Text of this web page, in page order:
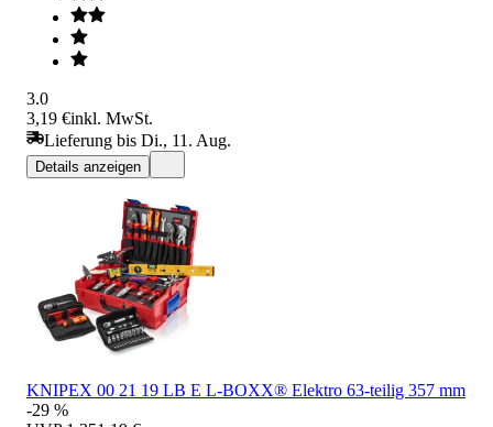
3.0
3,19 €inkl. MwSt.
Lieferung bis Di., 11. Aug.
Details anzeigen
KNIPEX 00 21 19 LB E L-BOXX® Elektro 63-teilig 357 mm
-29 %